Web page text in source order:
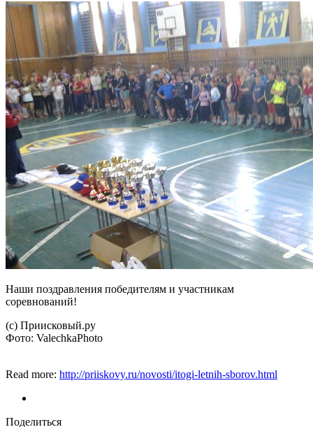
Наши поздравления победителям и участникам
соревнований!
(с) Приисковый.ру
Фото: ValechkaPhoto
Read more: http://priiskovy.ru/novosti/itogi-letnih-sborov.html
Поделиться